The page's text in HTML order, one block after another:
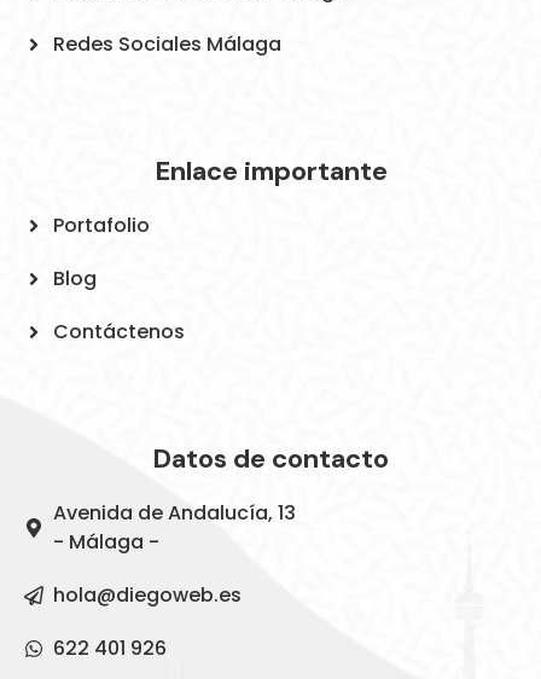
Redes Sociales Málaga
Enlace importante
Portafolio
Blog
Contáctenos
Datos de contacto
Avenida de Andalucía, 13
- Málaga -
hola@diegoweb.es
622 401 926